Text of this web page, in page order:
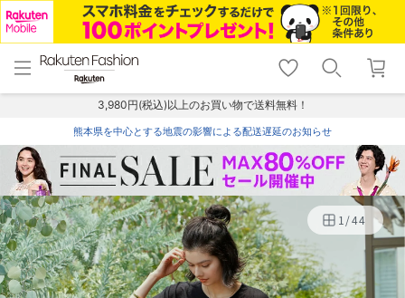
menu home
トップ
shopping_cart lock_outline
ログイン
3,980円(税込)以上のお買い物で送料無料！
熊本県を中心とする地震の影響による配送遅延のお知らせ
1/44